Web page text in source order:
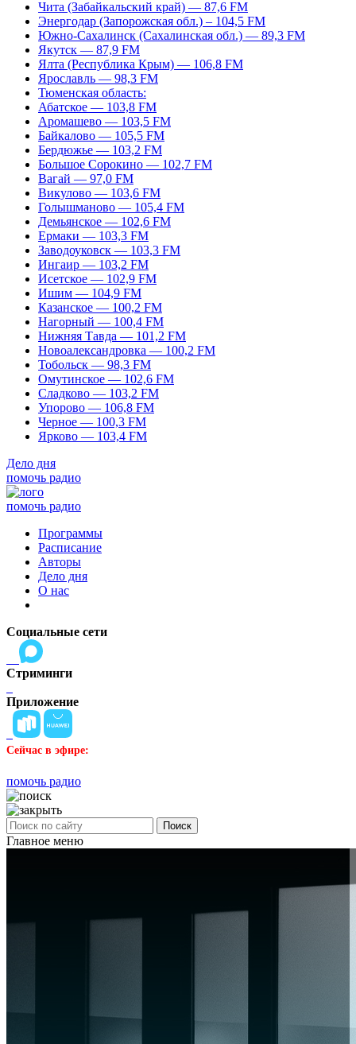
Чита (Забайкальский край) — 87,6 FM
Энергодар (Запорожская обл.) – 104,5 FM
Южно-Сахалинск (Сахалинская обл.) — 89,3 FM
Якутск — 87,9 FM
Ялта (Республика Крым) — 106,8 FM
Ярославль — 98,3 FM
Тюменская область:
Абатское — 103,8 FM
Аромашево — 103,5 FM
Байкалово — 105,5 FM
Бердюжье — 103,2 FM
Большое Сорокино — 102,7 FM
Вагай — 97,0 FM
Викулово — 103,6 FM
Голышманово — 105,4 FM
Демьянское — 102,6 FM
Ермаки — 103,3 FM
Заводоуковск — 103,3 FM
Ингаир — 103,2 FM
Исетское — 102,9 FM
Ишим — 104,9 FM
Казанское — 100,2 FM
Нагорный — 100,4 FM
Нижняя Тавда — 101,2 FM
Новоалександровка — 100,2 FM
Тобольск — 98,3 FM
Омутинское — 102,6 FM
Сладково — 103,2 FM
Упорово — 106,8 FM
Черное — 100,3 FM
Ярково — 103,4 FM
Дело дня
помочь радио
помочь радио
Программы
Расписание
Авторы
Дело дня
О нас
Социальные сети
Стриминги
Приложение
Сейчас в эфире:
помочь радио
Поиск
Главное меню